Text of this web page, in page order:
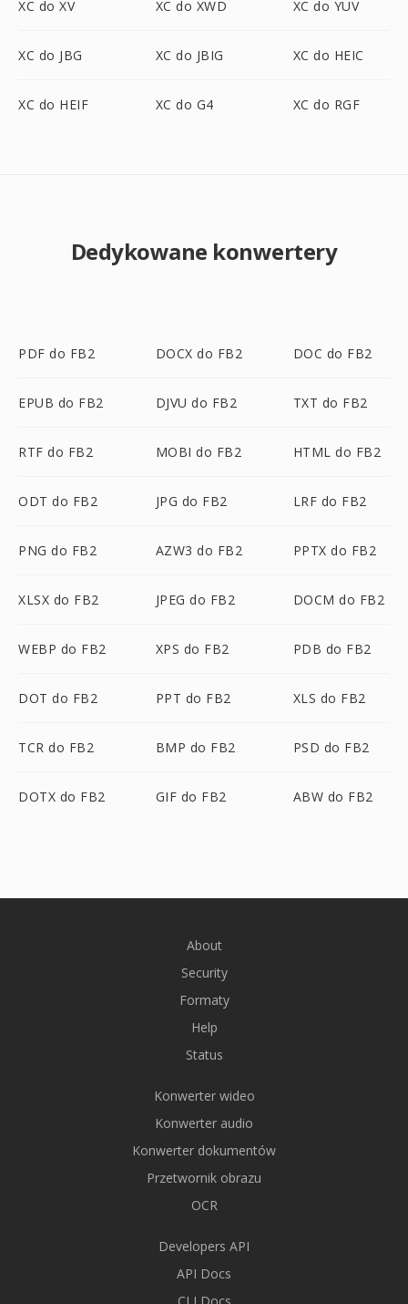
XC do XV XC do XWD XC do YUV
XC do JBG XC do JBIG XC do HEIC
XC do HEIF XC do G4 XC do RGF
Dedykowane konwertery
PDF do FB2 DOCX do FB2 DOC do FB2
EPUB do FB2 DJVU do FB2 TXT do FB2
RTF do FB2 MOBI do FB2 HTML do FB2
ODT do FB2 JPG do FB2 LRF do FB2
PNG do FB2 AZW3 do FB2 PPTX do FB2
XLSX do FB2 JPEG do FB2 DOCM do FB2
WEBP do FB2 XPS do FB2 PDB do FB2
DOT do FB2 PPT do FB2 XLS do FB2
TCR do FB2 BMP do FB2 PSD do FB2
DOTX do FB2 GIF do FB2 ABW do FB2
About
Security
Formaty
Help
Status
Konwerter wideo
Konwerter audio
Konwerter dokumentów
Przetwornik obrazu
OCR
Developers API
API Docs